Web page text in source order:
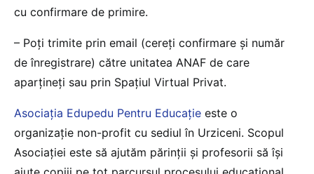
cu confirmare de primire.
– Poți trimite prin email (cereți confirmare și număr
de înregistrare) către unitatea ANAF de care
aparțineți sau prin Spațiul Virtual Privat.
Asociaţia Edupedu Pentru Educație este o
organizaţie non-profit cu sediul în Urziceni. Scopul
Asociaţiei este să ajutăm părinții și profesorii să își